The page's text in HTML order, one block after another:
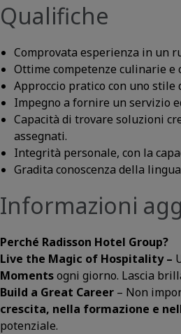
Qualifiche
Comprovata esperienza in un
Ottime competenze culinarie e
Approccio pratico con uno stile
Impegno a fornire un servizio
Capacità di trovare soluzioni
assegnati.
Integrità personale, con la
Gradita conoscenza della
Informazioni
Perché Radisson Hotel Group?
Live the Magic of Hospitality –
Momentsogni giorno. Lascia
Build a Great Career – Non
crescita, nella formazione e
potenziale.